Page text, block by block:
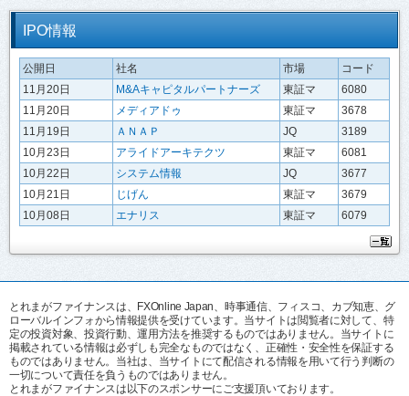
IPO情報
公開日 社名 市場
コード
11月20日
M&Aキャピタルパートナーズ 東証マ
6080
11月20日
メディアドゥ 東証マ
3678
11月19日
ＡＮＡＰ JQ
3189
10月23日
アライドアーキテクツ 東証マ
6081
10月22日
システム情報 JQ
3677
10月21日
じげん 東証マ
3679
10月08日
エナリス 東証マ 6079
とれまがファイナンスは、FXOnline Japan、時事通信、フィスコ、カブ知恵、グ
ローバルインフォから情報提供を受けています。当サイトは閲覧者に対して、特
定の投資対象、投資行動、運用方法を推奨するものではありません。当サイトに
掲載されている情報は必ずしも完全なものではなく、正確性・安全性を保証する
ものではありません。当社は、当サイトにて配信される情報を用いて行う判断の
一切について責任を負うものではありません。
とれまがファイナンスは以下のスポンサーにご支援頂いております。